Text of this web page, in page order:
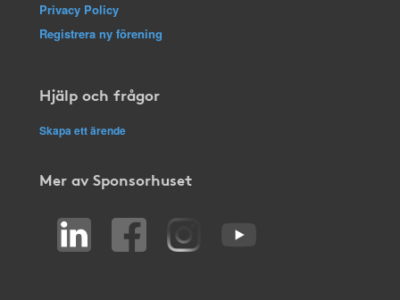
Privacy Policy
Registrera ny förening
Hjälp och frågor
Skapa ett ärende
Mer av Sponsorhuset